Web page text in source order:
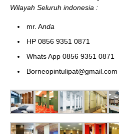
Wilayah Seluruh indonesia :
mr. Anda
HP 0856 9351 0871
Whats App 0856 9351 0871
Borneopintulipat@gmail.com